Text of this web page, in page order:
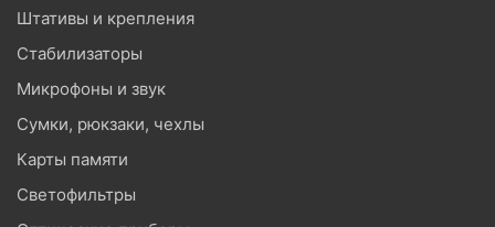
Штативы и крепления
Стабилизаторы
Микрофоны и звук
Сумки, рюкзаки, чехлы
Карты памяти
Светофильтры